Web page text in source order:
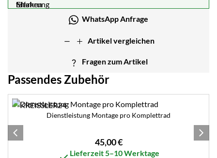
WhatsApp Anfrage
Artikel vergleichen
Fragen zum Artikel
Passendes Zubehör
Zubehör überspringen
Dienstleistung Montage pro Komplettrad
45,00€
Lieferzeit 5–10 Werktage